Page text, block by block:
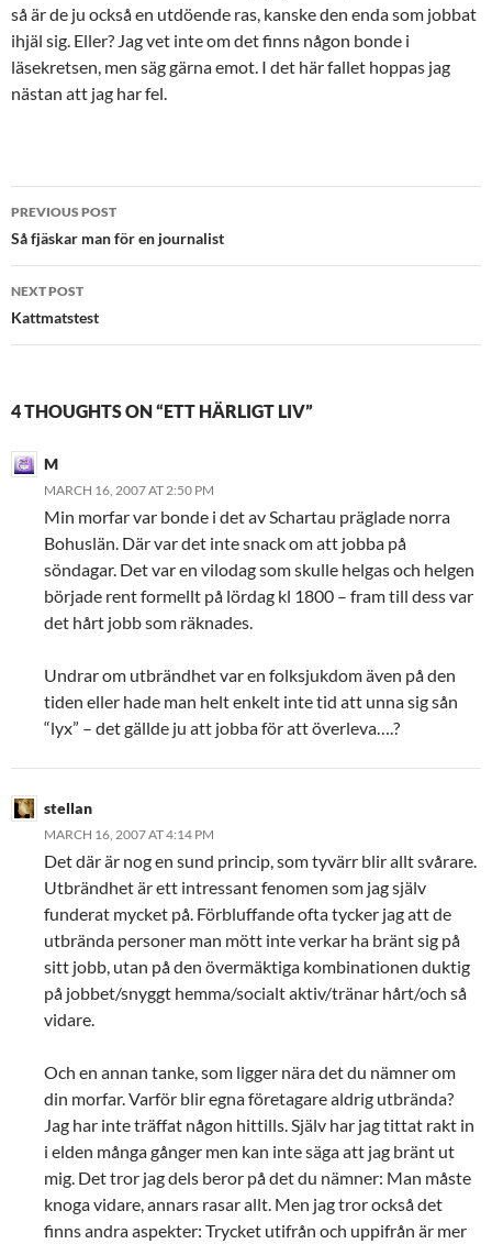
så är de ju också en utdöende ras, kanske den enda som jobbat
ihjäl sig. Eller? Jag vet inte om det finns någon bonde i
läsekretsen, men säg gärna emot. I det här fallet hoppas jag
nästan att jag har fel.
Post
navigation
PREVIOUS POST
Så fjäskar man för en journalist
NEXT POST
Kattmatstest
4 THOUGHTS ON “ETT HÄRLIGT LIV”
M
MARCH 16, 2007 AT 2:50 PM
Min morfar var bonde i det av Schartau präglade norra
Bohuslän. Där var det inte snack om att jobba på
söndagar. Det var en vilodag som skulle helgas och helgen
började rent formellt på lördag kl 1800 – fram till dess var
det hårt jobb som räknades.
Undrar om utbrändhet var en folksjukdom även på den
tiden eller hade man helt enkelt inte tid att unna sig sån
“lyx” – det gällde ju att jobba för att överleva….?
stellan
MARCH 16, 2007 AT 4:14 PM
Det där är nog en sund princip, som tyvärr blir allt svårare.
Utbrändhet är ett intressant fenomen som jag själv
funderat mycket på. Förbluffande ofta tycker jag att de
utbrända personer man mött inte verkar ha bränt sig på
sitt jobb, utan på den övermäktiga kombinationen duktig
på jobbet/snyggt hemma/socialt aktiv/tränar hårt/och så
vidare.
Och en annan tanke, som ligger nära det du nämner om
din morfar. Varför blir egna företagare aldrig utbrända?
Jag har inte träffat någon hittills. Själv har jag tittat rakt in
i elden många gånger men kan inte säga att jag bränt ut
mig. Det tror jag dels beror på det du nämner: Man måste
knoga vidare, annars rasar allt. Men jag tror också det
finns andra aspekter: Trycket utifrån och uppifrån är mer